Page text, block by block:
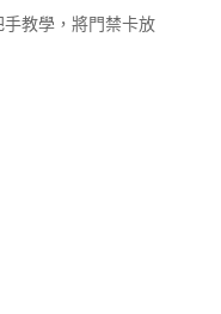
教學，將門禁卡放